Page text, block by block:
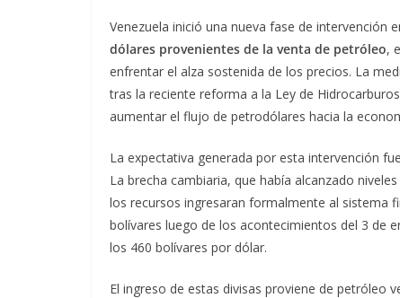
Venezuela inició una nueva fase de intervención
dólares provenientes de la venta de petróleo,
enfrentar el alza sostenida de los precios. La
tras la reciente reforma a la Ley de
aumentar el flujo de petrodólares hacia la
La expectativa generada por esta intervención
La brecha cambiaria, que había alcanzado
los recursos ingresaran formalmente al sistema
bolívares luego de los acontecimientos del 3 de
los 460 bolívares por dólar.
El ingreso de estas divisas proviene de petróleo